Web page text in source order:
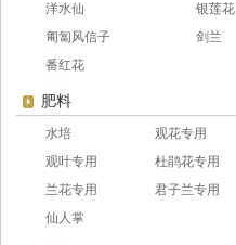
洋水仙
银莲花
匍匐风信子
剑兰
番红花
肥料
水培
观花专用
观叶专用
杜鹃花专用
兰花专用
君子兰专用
仙人掌